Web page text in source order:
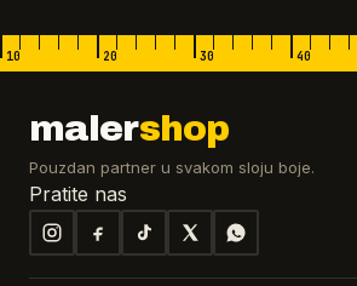
10 20 30 40
malershop
Pouzdan partner u svakom sloju boje.
Pratite nas